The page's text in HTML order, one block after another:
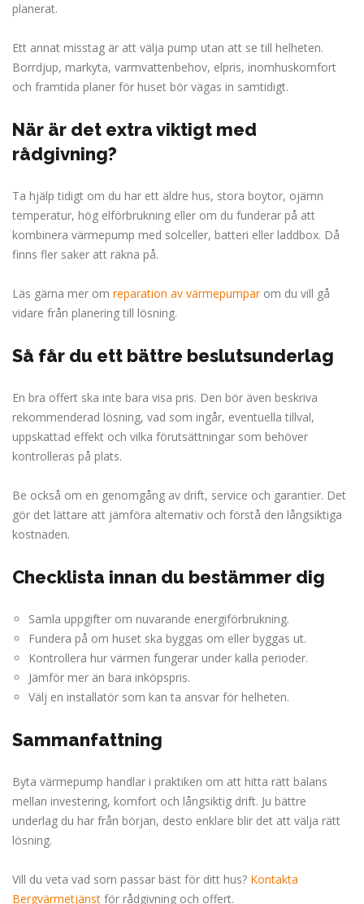
planerat.
Ett annat misstag är att välja pump utan att se till helheten.
Borrdjup, markyta, varmvattenbehov, elpris, inomhuskomfort
och framtida planer för huset bör vägas in samtidigt.
När är det extra viktigt med
rådgivning?
Ta hjälp tidigt om du har ett äldre hus, stora boytor, ojämn
temperatur, hög elförbrukning eller om du funderar på att
kombinera värmepump med solceller, batteri eller laddbox. Då
finns fler saker att räkna på.
Läs gärna mer om reparation av värmepumparom du vill gå
vidare från planering till lösning.
Så får du ett bättre beslutsunderlag
En bra offert ska inte bara visa pris. Den bör även beskriva
rekommenderad lösning, vad som ingår, eventuella tillval,
uppskattad effekt och vilka förutsättningar som behöver
kontrolleras på plats.
Be också om en genomgång av drift, service och garantier. Det
gör det lättare att jämföra alternativ och förstå den långsiktiga
kostnaden.
Checklista innan du bestämmer dig
Samla uppgifter om nuvarande energiförbrukning.
Fundera på om huset ska byggas om eller byggas ut.
Kontrollera hur värmen fungerar under kalla perioder.
Jämför mer än bara inköpspris.
Välj en installatör som kan ta ansvar för helheten.
Sammanfattning
Byta värmepump handlar i praktiken om att hitta rätt balans
mellan investering, komfort och långsiktig drift. Ju bättre
underlag du har från början, desto enklare blir det att välja rätt
lösning.
Vill du veta vad som passar bäst för ditt hus? Kontakta
Bergvärmetjänst för rådgivning och offert.